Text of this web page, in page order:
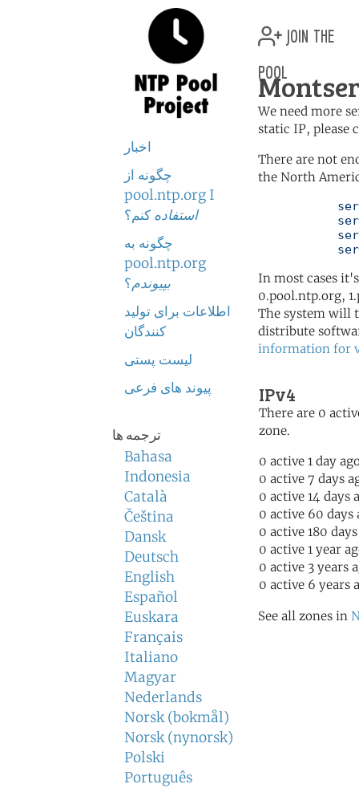
اخبار
چگونه از
pool.ntp.org I
استفاده کنم؟
چگونه به
pool.ntp.org
بپیوندم؟
اطلاعات برای تولید
کنندگان
لیست پستی
پیوند های فرعی
ترجمه ها
Bahasa
Indonesia
Català
Čeština
Dansk
Deutsch
English
Español
Euskara
Français
Italiano
Magyar
Nederlands
Norsk (bokmål)
Norsk (nynorsk)
Polski
Português
join the
pool
We need more
static IP, please
There are not
the North
In most cases
0.pool.ntp.org,
The system will
distribute
information for
IPv4
There are 0
zone.
0 active 1 day
0 active 7 days
0 active 14 days
0 active 60 days
0 active 180
0 active 1 year
0 active 3 years
0 active 6 years
See all zones in